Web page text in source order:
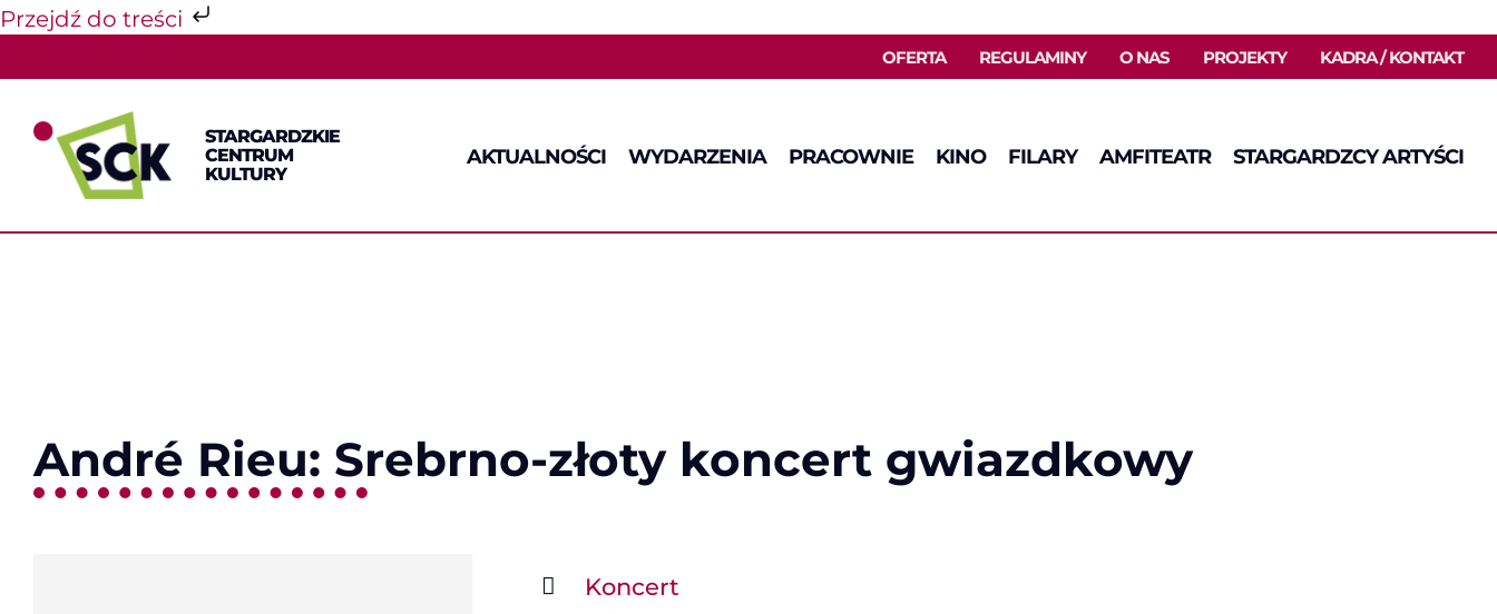
Przejdź do treści
do
zawartości
OFERTA REGULAMINY O NAS PROJEKTY KADRA / KONTAKT
STARGARDZKIE
CENTRUM
KULTURY
AKTUALNOŚCI WYDARZENIA PRACOWNIE KINO FILARY AMFITEATR STARGARDZCY ARTYŚCI
André Rieu: Srebrno-złoty koncert gwiazdkowy
Koncert